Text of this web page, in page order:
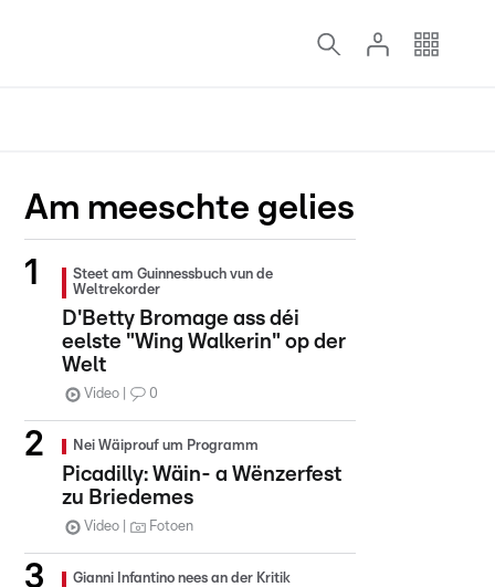
Am meeschte gelies
Steet am Guinnessbuch vun de
Weltrekorder
D'Betty Bromage ass déi
eelste "Wing Walkerin" op der
Welt
Video 0
Nei Wäiprouf um Programm
Picadilly: Wäin- a Wënzerfest
zu Briedemes
Video Fotoen
Gianni Infantino nees an der Kritik